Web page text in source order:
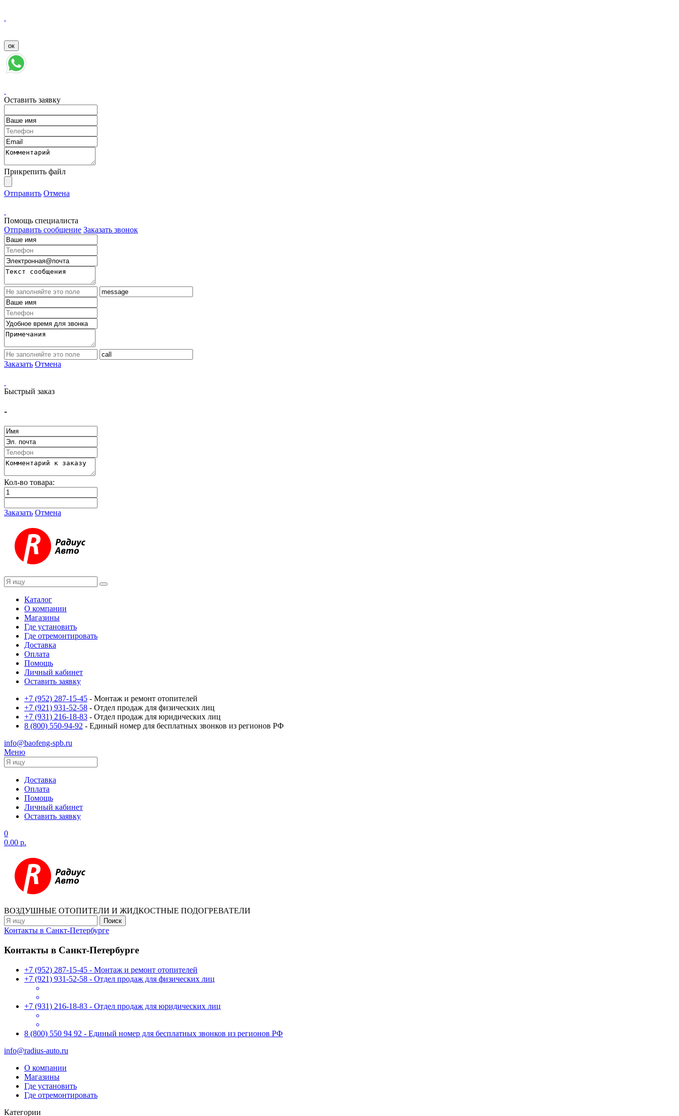
Оставить заявку
Прикрепить файл
Отправить Отмена
Помощь специалиста
Отправить сообщение Заказать звонок
Заказать Отмена
Быстрый заказ
-
Кол-во товара:
Заказать Отмена
Каталог
О компании
Магазины
Где установить
Где отремонтировать
Доставка
Оплата
Помощь
Личный кабинет
Оставить заявку
+7 (952) 287-15-45 - Монтаж и ремонт отопителей
+7 (921) 931-52-58 - Отдел продаж для физических лиц
+7 (931) 216-18-83 - Отдел продаж для юридических лиц
8 (800) 550-94-92 - Единый номер для бесплатных звонков из регионов РФ
info@baofeng-spb.ru
Меню
Доставка
Оплата
Помощь
Личный кабинет
Оставить заявку
0
0.00 р.
ВОЗДУШНЫЕ ОТОПИТЕЛИ И ЖИДКОСТНЫЕ ПОДОГРЕВАТЕЛИ
Контакты в Санкт-Петербурге
Контакты в Санкт-Петербурге
+7 (952) 287-15-45 - Монтаж и ремонт отопителей
+7 (921) 931-52-58 - Отдел продаж для физических лиц
+7 (931) 216-18-83 - Отдел продаж для юридических лиц
8 (800) 550 94 92 - Единый номер для бесплатных звонков из регионов РФ
info@radius-auto.ru
О компании
Магазины
Где установить
Где отремонтировать
Категории